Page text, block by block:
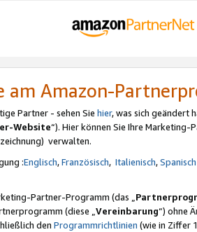
am Amazon-
Partner - sehen Sie hier, was sich geändert
Website“). Hier können Sie Ihre
verwalten.
:Englisch,Französisch, Italienisch,Spanisch
Partner-Programm (das „
(diese „Vereinbarung“) ohne
den Programmrichtlinien (wie in Ziffer